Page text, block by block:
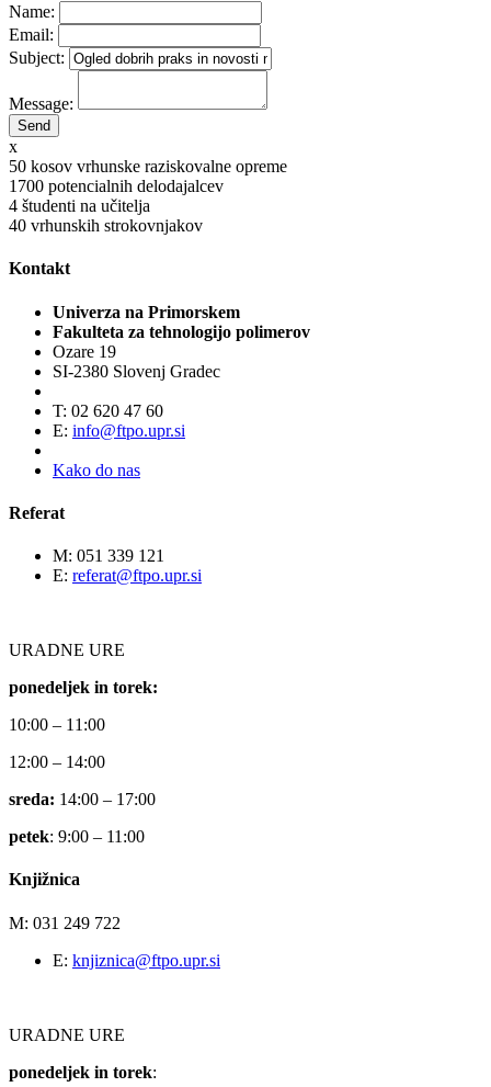
Name:
Email:
Subject:
Message:
x
50 kosov vrhunske raziskovalne opreme
1700 potencialnih delodajalcev
4 študenti na učitelja
40 vrhunskih strokovnjakov
Kontakt
Univerza na Primorskem
Fakulteta za tehnologijo polimerov
Ozare 19
SI-2380 Slovenj Gradec
T: 02 620 47 60
E: info@ftpo.upr.si
Kako do nas
Referat
M: 051 339 121
E: referat@ftpo.upr.si
URADNE URE
ponedeljek in torek:
10:00 – 11:00
12:00 – 14:00
sreda: 14:00 – 17:00
petek: 9:00 – 11:00
Knjižnica
M: 031 249 722
E: knjiznica@ftpo.upr.si
URADNE URE
ponedeljek in torek: